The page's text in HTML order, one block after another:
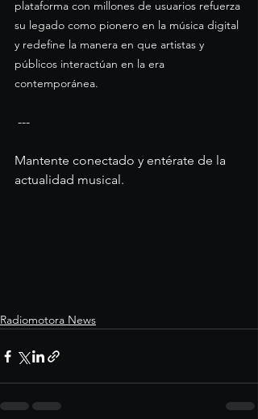
plataforma con millones de usuarios refuerza
su legado como pionero en la música digital
y redefine la manera en que artistas y
públicos interactúan en la era
contemporánea.
---
Mantente conectado y entérate de la
actualidad musical.
Radiomotora News